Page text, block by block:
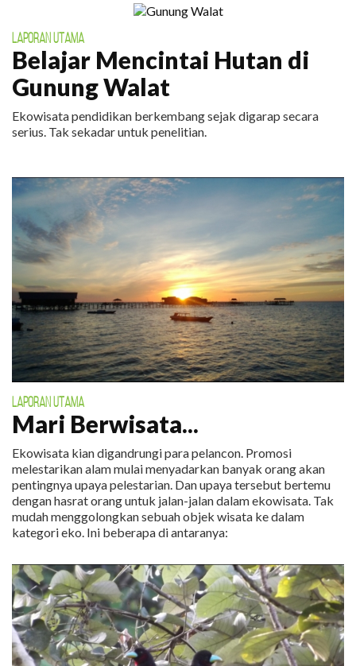
LAPORAN UTAMA
Belajar Mencintai Hutan di
Gunung Walat
Ekowisata pendidikan berkembang sejak digarap secara
serius. Tak sekadar untuk penelitian.
LAPORAN UTAMA
Mari Berwisata...
Ekowisata kian digandrungi para pelancon. Promosi
melestarikan alam mulai menyadarkan banyak orang akan
pentingnya upaya pelestarian. Dan upaya tersebut bertemu
dengan hasrat orang untuk jalan-jalan dalam ekowisata. Tak
mudah menggolongkan sebuah objek wisata ke dalam
kategori eko. Ini beberapa di antaranya: